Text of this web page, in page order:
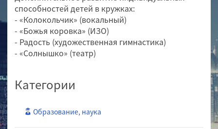
способностей детей в кружках:
- «Колокольчик» (вокальный)
- «Божья коровка» (ИЗО)
- Радость (художественная гимнастика)
- «Солнышко» (театр)
Категории
Образование, наука